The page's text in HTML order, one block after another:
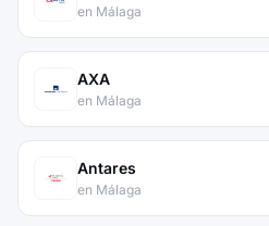
en Málaga
AXA
en Málaga
Antares
en Málaga